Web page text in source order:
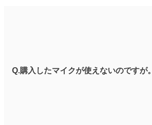
Q.購入したマイクが使えないのですが。